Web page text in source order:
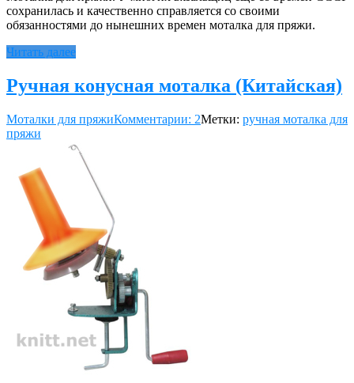
сохранилась и качественно справляется со своими
обязанностями до нынешних времен моталка для пряжи.
Читать далее
Ручная конусная моталка (Китайская)
Моталки для пряжиКомментарии: 2Метки: ручная моталка для
пряжи